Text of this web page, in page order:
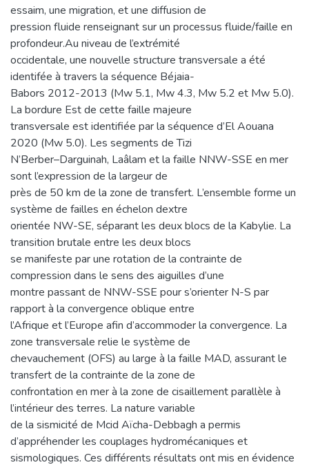
essaim, une migration, et une diffusion de
pression fluide renseignant sur un processus fluide/faille en
profondeur.Au niveau de l’extrémité
occidentale, une nouvelle structure transversale a été
identifée à travers la séquence Béjaia-
Babors 2012-2013 (Mw 5.1, Mw 4.3, Mw 5.2 et Mw 5.0).
La bordure Est de cette faille majeure
transversale est identifiée par la séquence d’El Aouana
2020 (Mw 5.0). Les segments de Tizi
N’Berber–Darguinah, Laâlam et la faille NNW-SSE en mer
sont l’expression de la largeur de
près de 50 km de la zone de transfert. L’ensemble forme un
système de failles en échelon dextre
orientée NW-SE, séparant les deux blocs de la Kabylie. La
transition brutale entre les deux blocs
se manifeste par une rotation de la contrainte de
compression dans le sens des aiguilles d’une
montre passant de NNW-SSE pour s’orienter N-S par
rapport à la convergence oblique entre
l’Afrique et l’Europe afin d’accommoder la convergence. La
zone transversale relie le système de
chevauchement (OFS) au large à la faille MAD, assurant le
transfert de la contrainte de la zone de
confrontation en mer à la zone de cisaillement parallèle à
l’intérieur des terres. La nature variable
de la sismicité de Mcid Aïcha-Debbagh a permis
d’appréhender les couplages hydromécaniques et
sismologiques. Ces différents résultats ont mis en évidence